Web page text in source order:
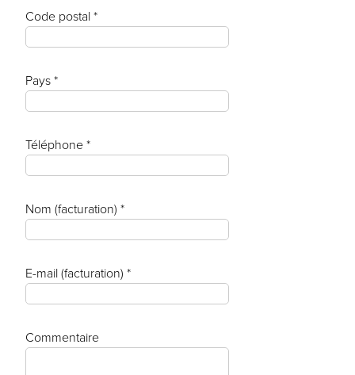
Code postal *
Pays *
Téléphone *
Nom (facturation) *
E-mail (facturation) *
Commentaire